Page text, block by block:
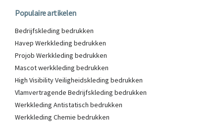
Populaire artikelen
Bedrijfskleding bedrukken
Havep Werkkleding bedrukken
Projob Werkkleding bedrukken
Mascot werkkleding bedrukken
High Visibility Veiligheidskleding bedrukken
Vlamvertragende Bedrijfskleding bedrukken
Werkkleding Antistatisch bedrukken
Werkkleding Chemie bedrukken